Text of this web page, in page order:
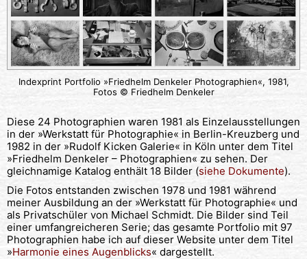
Indexprint Portfolio »Friedhelm Denkeler Photographien«, 1981,
Fotos © Friedhelm Denkeler
Diese 24 Photographien waren 1981 als Einzelausstellungen
in der »Werkstatt für Photographie« in Berlin-Kreuzberg und
1982 in der »Rudolf Kicken Galerie« in Köln unter dem Titel
»Friedhelm Denkeler – Photographien« zu sehen. Der
gleichnamige Katalog enthält 18 Bilder (siehe Dokumente).
Die Fotos entstanden zwischen 1978 und 1981 während
meiner Ausbildung an der »Werkstatt für Photographie« und
als Privatschüler von Michael Schmidt. Die Bilder sind Teil
einer umfangreicheren Serie; das gesamte Portfolio mit 97
Photographien habe ich auf dieser Website unter dem Titel
»Harmonie eines Augenblicks« dargestellt.